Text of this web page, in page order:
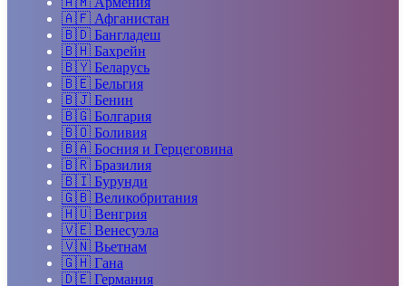
🇦🇫 Афганистан
🇧🇩 Бангладеш
🇧🇭 Бахрейн
🇧🇾 Беларусь
🇧🇪 Бельгия
🇧🇯 Бенин
🇧🇬 Болгария
🇧🇴 Боливия
🇧🇦 Босния и Герцеговина
🇧🇷 Бразилия
🇧🇮 Бурунди
🇬🇧 Великобритания
🇭🇺 Венгрия
🇻🇪 Венесуэла
🇻🇳 Вьетнам
🇬🇭 Гана
🇩🇪 Германия